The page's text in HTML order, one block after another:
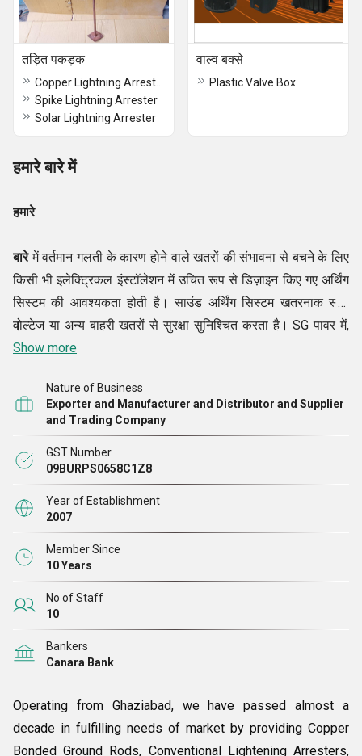
तड़ित पकड़क
Spike Lightning Arrester
Solar Lightning Arrester
वाल्व बक्से
Plastic Valve Box
हमारे बारे में
हमारे
बारेमें वर्तमान गलती के कारण होने वाले खतरों की संभावना से बचने के लिए
किसी भी इलेक्ट्रिकल इंस्टॉलेशन में उचित रूप से डिज़ाइन किए गए अर्थिंग
सिस्टम की आवश्यकता होती है। साउंड अर्थिंग सिस्टम खतरनाक स्टेप
वोल्टेज या अन्य बाहरी खतरों से सुरक्षा सुनिश्चित करता है। SG पावर में,
आपको अर्थिंग इलेक्ट्रोड की एक नवीन रेंज के साथ अर्थिंग सिस्टम का
बहुमुखी निर्माता, व्यापारी और आपूर्तिकर्ता के रूप में बाजार में अपनी उपस्थिति
दर्ज कराई है। हमारी टीम में उत्साही बिक्री प्रबंधक, उद्योग के पेशेवर,
डिजाइनर, इंजीनियर और गुणवत्ता नियंत्रक शामिल हैं
।
Show more
Nature of Business
Exporter and Manufacturer and Distributor and Supplier
and Trading Company
GST Number
09BURPS0658C1Z8
Year of Establishment
2007
Member Since
10 Years
No of Staff
10
Bankers
Canara Bank
Operating from Ghaziabad, we have passed almost a
decade in fulfilling needs of market by providing Copper
Bonded Ground Rods, Conventional Lightening Arresters,